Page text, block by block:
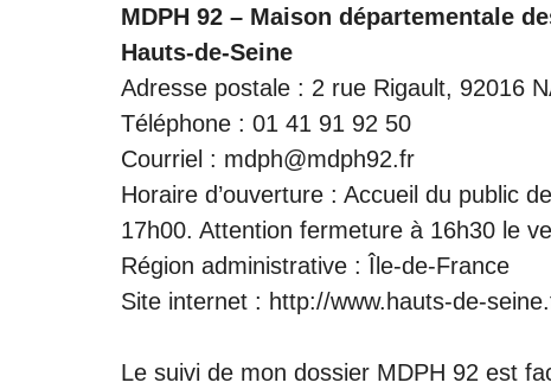
MDPH 92 – Maison départementale
Hauts-de-Seine
Adresse postale : 2 rue Rigault, 92016
Téléphone : 01 41 91 92 50
Courriel : mdph@mdph92.fr
Horaire d’ouverture : Accueil du public
17h00. Attention fermeture à 16h30 le
Région administrative : Île-de-France
Site internet : http://www.hauts-de-
Le suivi de mon dossier MDPH 92 est